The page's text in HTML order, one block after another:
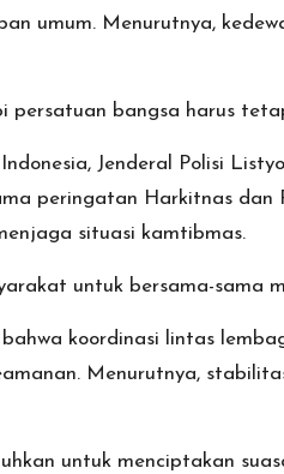
umum. Menurutnya,
persatuan bangsa harus
Jenderal Polisi
peringatan Harkitnas
situasi kamtibmas.
untuk bersama-
koordinasi lintas
Menurutnya,
untuk menciptakan